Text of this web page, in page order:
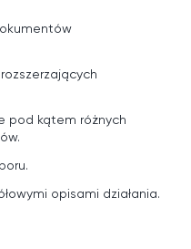
pod kątem różnych
opisami działania.